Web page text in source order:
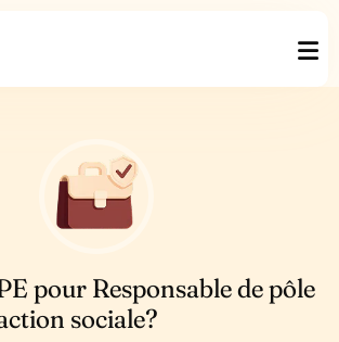
pour Responsable de pôle
sociale?